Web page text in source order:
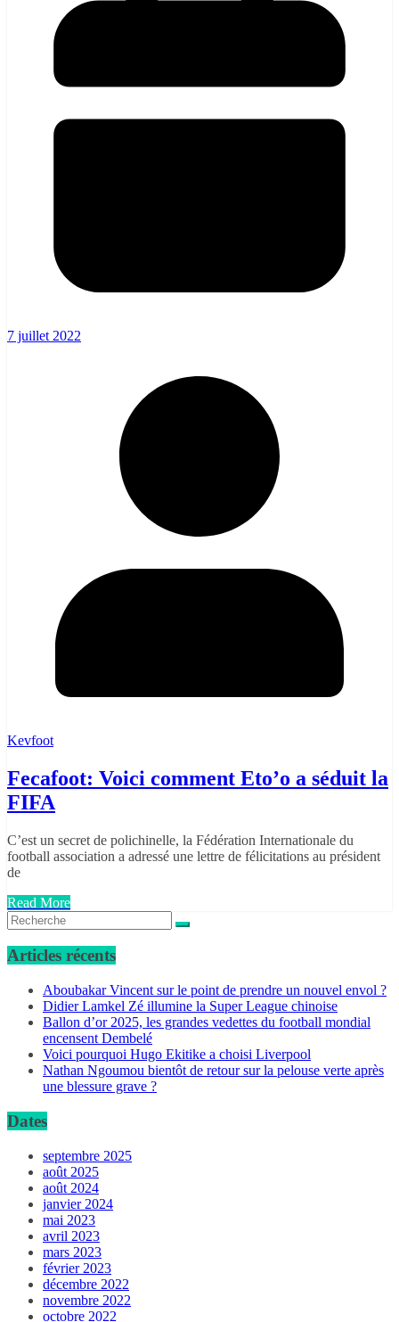
7 juillet 2022
Kevfoot
Fecafoot: Voici comment Eto’o a séduit la
FIFA
C’est un secret de polichinelle, la Fédération Internationale du
football association a adressé une lettre de félicitations au président
de
Read More
Articles récents
Aboubakar Vincent sur le point de prendre un nouvel envol ?
Didier Lamkel Zé illumine la Super League chinoise
Ballon d’or 2025, les grandes vedettes du football mondial
encensent Dembelé
Voici pourquoi Hugo Ekitike a choisi Liverpool
Nathan Ngoumou bientôt de retour sur la pelouse verte après
une blessure grave ?
Dates
septembre 2025
août 2025
août 2024
janvier 2024
mai 2023
avril 2023
mars 2023
février 2023
décembre 2022
novembre 2022
octobre 2022